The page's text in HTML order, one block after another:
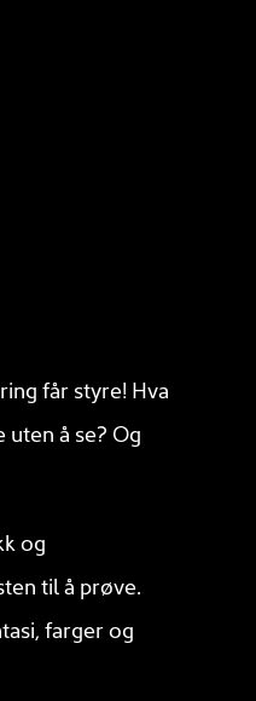
får styre! Hva
å se? Og
og
til å prøve.
farger og